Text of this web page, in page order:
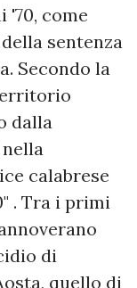
'70, come
sentenza
Secondo la
dalla
calabrese
. Tra i primi
di
quello di